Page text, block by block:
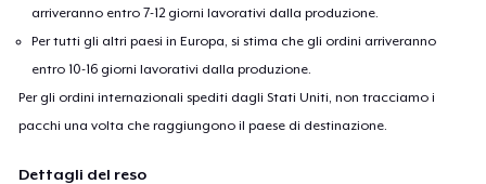
arriveranno entro 7-12 giorni lavorativi dalla produzione.
Per tutti gli altri paesi in Europa, si stima che gli ordini arriveranno
entro 10-16 giorni lavorativi dalla produzione.
Per gli ordini internazionali spediti dagli Stati Uniti, non tracciamo i
pacchi una volta che raggiungono il paese di destinazione.
Dettagli del reso